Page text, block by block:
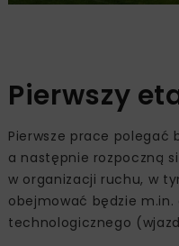
Pierwszy
Pierwsze prace polegać
a następnie rozpoczną
w organizacji ruchu, w
obejmować będzie
technologicznego